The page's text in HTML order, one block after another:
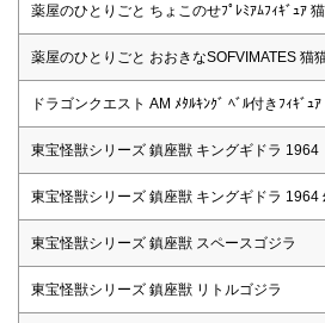
薬屋のひとりごと ちょこのせﾌﾟﾚﾐｱﾑﾌｨｷﾞｭｱ
薬屋のひとりごと おおきなSOFVIMATES 猫
ドラゴンクエスト AM ﾒﾀﾙｷﾝｸﾞ ﾍﾞﾙ付きﾌｨｷﾞｭｱ
東宝怪獣シリーズ 鎮座獣 キングギドラ 1964
東宝怪獣シリーズ 鎮座獣 キングギドラ 1964
東宝怪獣シリーズ 鎮座獣 スペースゴジラ
東宝怪獣シリーズ 鎮座獣 リトルゴジラ